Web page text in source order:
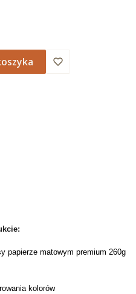
papierze matowym premium 260g
kolorów